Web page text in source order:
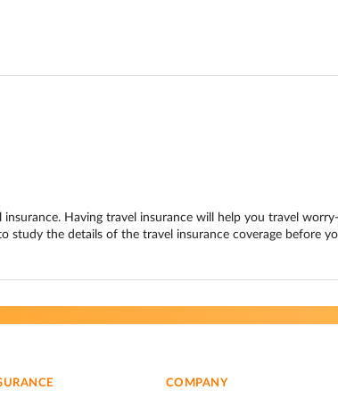
Having travel insurance will help you travel
study the details of the travel insurance coverage before
COMPANY